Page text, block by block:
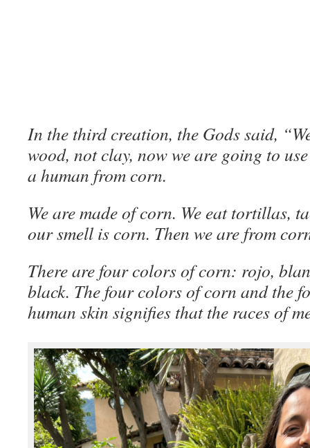
In the third creation, the Gods said,
wood, not clay, now we are going to
a human from corn.
We are made of corn. We eat tortillas,
our smell is corn. Then we are from
There are four colors of corn: rojo,
black. The four colors of corn and the
human skin signifies that the races of